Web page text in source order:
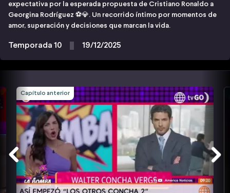
expectativa por la esperada propuesta de Cristiano Ronaldo a
Georgina Rodríguez ⚽💎. Un recorrido íntimo por momentos de
amor, superación y decisiones que marcan la vida.
Temporada 10 19/12/2025
Capítulo anterior